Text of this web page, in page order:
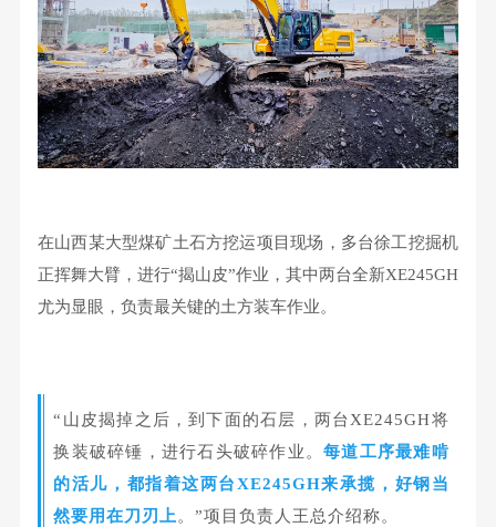
在山西某大型煤矿土石方挖运项目现场，多台徐工挖掘机
正挥舞大臂，进行“揭山皮”作业，其中两台全新XE245GH
尤为显眼，负责最关键的土方装车作业。
“山皮揭掉之后，到下面的石层，两台XE245GH将
换装破碎锤，进行石头破碎作业。每道工序最难啃
的活儿，都指着这两台XE245GH来承揽，好钢当
然要用在刀刃上 。”项目负责人王总介绍称。